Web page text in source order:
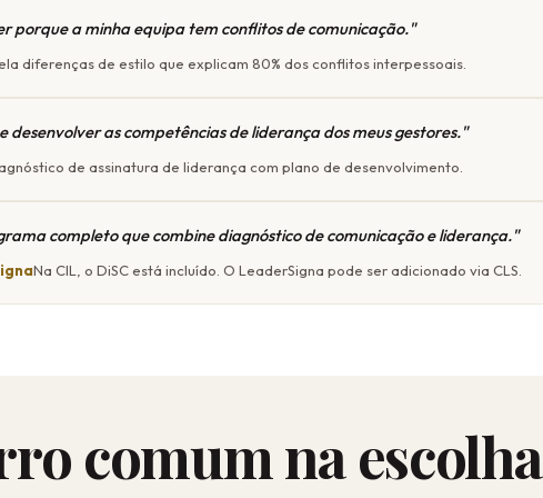
porque a minha equipa tem conflitos de comunicação."
diferenças de estilo que explicam 80% dos conflitos interpessoais.
desenvolver as competências de liderança dos meus gestores."
de assinatura de liderança com plano de desenvolvimento.
completo que combine diagnóstico de comunicação e liderança."
Na CIL, o DiSC está incluído. O LeaderSigna pode ser adicionado via CLS.
comum na escolha